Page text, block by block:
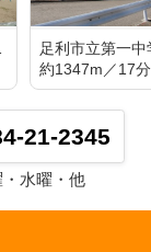
足利市立第一中
約1347m／17分
21-2345
水曜・他